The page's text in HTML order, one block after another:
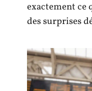
exactement ce
des surprises